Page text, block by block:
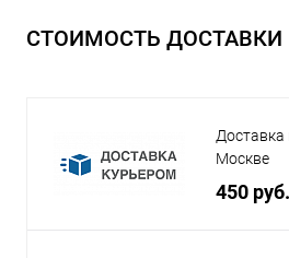
СТОИМОСТЬ ДОСТАВКИ
Доставка
Москве
450 руб.